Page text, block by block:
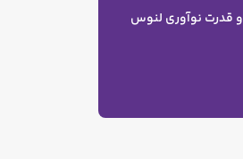
و قدرت نوآوری لنوس